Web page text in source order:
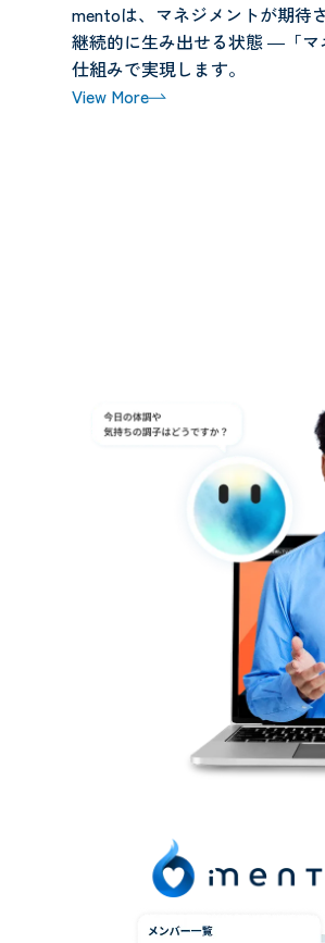
mentoは、マネジメントが期待
継続的に生み出せる状態 ―「マ
仕組みで実現します。
View More